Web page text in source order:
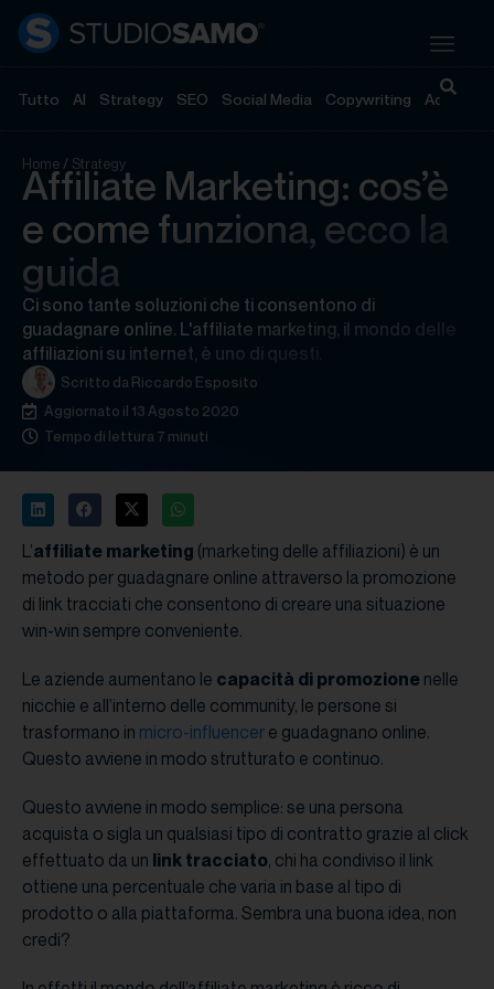
Tutto AI Strategy SEO Social Media Copywriting
Home/ Strategy
Affiliate Marketing: cos’è
e come funziona, ecco la
guida
Ci sono tante soluzioni che ti consentono di
guadagnare online. L'affiliate marketing, il mondo delle
affiliazioni su internet, è uno di questi.
Scritto da Riccardo Esposito
Aggiornato il 13 Agosto 2020
Tempo di lettura 7 minuti
L’affiliate marketing (marketing delle affiliazioni) è un
metodo per guadagnare online attraverso la promozione
di link tracciati che consentono di creare una situazione
win-win sempre conveniente.
Le aziende aumentano le capacità di promozione nelle
nicchie e all’interno delle community, le persone si
trasformano in micro-influencer e guadagnano online.
Questo avviene in modo strutturato e continuo.
Questo avviene in modo semplice: se una persona
acquista o sigla un qualsiasi tipo di contratto grazie al click
effettuato da un link tracciato, chi ha condiviso il link
ottiene una percentuale che varia in base al tipo di
prodotto o alla piattaforma. Sembra una buona idea, non
credi?